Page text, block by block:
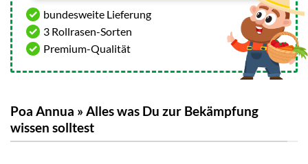
bundesweite Lieferung
3 Rollrasen-Sorten
Premium-Qualität
Poa Annua » Alles was Du zur Bekämpfung
wissen solltest